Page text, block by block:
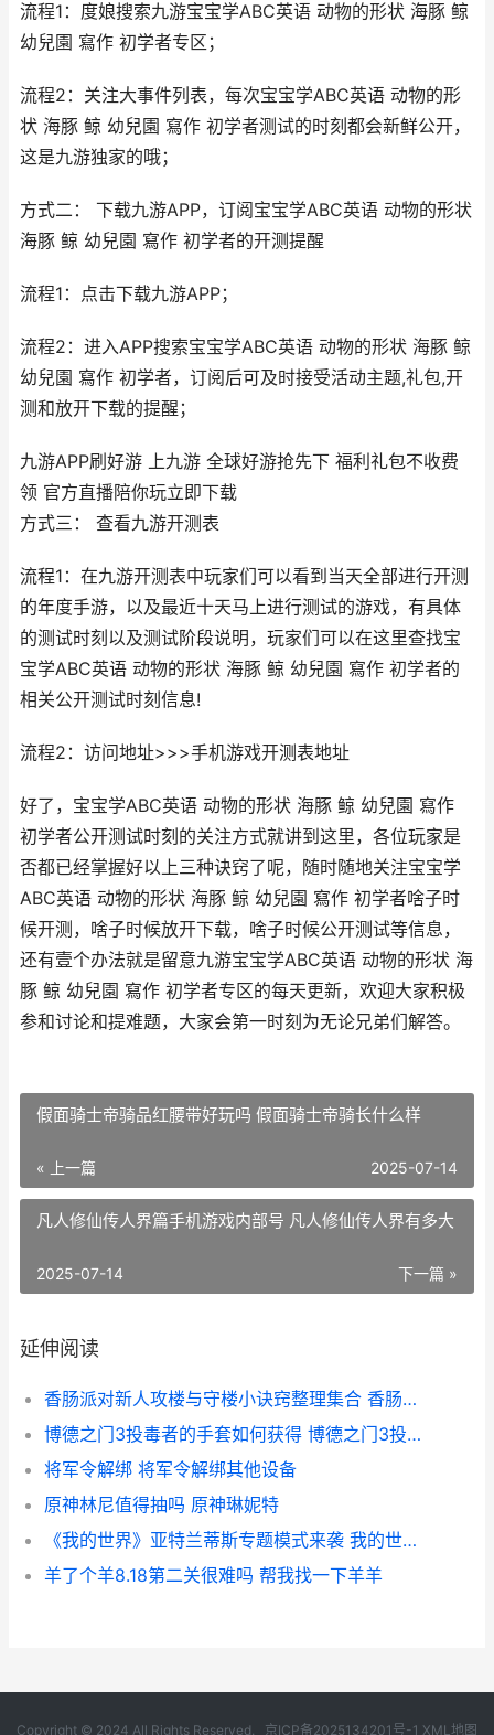
​流程1：度娘搜索九游宝宝学ABC英语 动物的形状 海豚 鲸
幼兒園 寫作 初学者专区；
流程2：关注大事件列表，每次宝宝学ABC英语 动物的形
状 海豚 鲸 幼兒園 寫作 初学者测试的时刻都会新鲜公开，
这是九游独家的哦；
方式二： 下载九游APP，订阅宝宝学ABC英语 动物的形状
海豚 鲸 幼兒園 寫作 初学者的开测提醒
流程1：点击下载九游APP；
流程2：进入APP搜索宝宝学ABC英语 动物的形状 海豚 鲸
幼兒園 寫作 初学者，订阅后可及时接受活动主题,礼包,开
测和放开下载的提醒；
九游APP刷好游 上九游 全球好游抢先下 福利礼包不收费
领 官方直播陪你玩立即下载
方式三： 查看九游开测表
流程1：在九游开测表中玩家们可以看到当天全部进行开测
的年度手游，以及最近十天马上进行测试的游戏，有具体
的测试时刻以及测试阶段说明，玩家们可以在这里查找宝
宝学ABC英语 动物的形状 海豚 鲸 幼兒園 寫作 初学者的
相关公开测试时刻信息!
流程2：访问地址>>>手机游戏开测表地址
好了，宝宝学ABC英语 动物的形状 海豚 鲸 幼兒園 寫作
初学者公开测试时刻的关注方式就讲到这里，各位玩家是
否都已经掌握好以上三种诀窍了呢，随时随地关注宝宝学
ABC英语 动物的形状 海豚 鲸 幼兒園 寫作 初学者啥子时
候开测，啥子时候放开下载，啥子时候公开测试等信息，
还有壹个办法就是留意九游宝宝学ABC英语 动物的形状 海
豚 鲸 幼兒園 寫作 初学者专区的每天更新，欢迎大家积极
参和讨论和提难题，大家会第一时刻为无论兄弟们解答。
假面骑士帝骑品红腰带好玩吗 假面骑士帝骑长什么样
« 上一篇 2025-07-14
凡人修仙传人界篇手机游戏内部号 凡人修仙传人界有多大
下一篇 »
2025-07-14
延伸阅读
香肠派对新人攻楼与守楼小诀窍整理集合 香肠派对新手入门
博德之门3投毒者的手套如何获得 博德之门3投毒者的长袍有用吗
将军令解绑 将军令解绑其他设备
原神林尼值得抽吗 原神琳妮特
《我的世界》亚特兰蒂斯专题模式来袭 我的世界亚金能源怎么获得
羊了个羊8.18第二关很难吗 帮我找一下羊羊
Copyright © 2024 All Rights Reserved. 京ICP备2025134201号-1 XML地图